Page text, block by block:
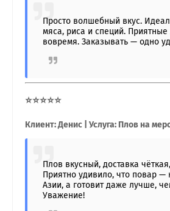
Просто волшебный вкус.
мяса, риса и специй.
вовремя. Заказывать — одно
⭐⭐⭐⭐⭐
Клиент: Денис | Услуга: Плов на
Плов вкусный, доставка
Приятно удивило, что повар —
Азии, а готовит даже лучше,
Уважение!